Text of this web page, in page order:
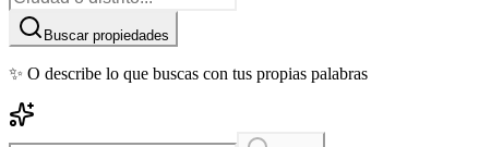
Buscar propiedades
✨ O describe lo que buscas con tus propias palabras